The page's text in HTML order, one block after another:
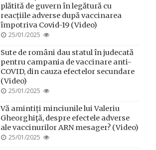
plătită de guvern în legătură cu
reacțiile adverse după vaccinarea
împotriva Covid-19 (Video)
POSTED
25/01/2025
Sute de români dau statul în judecată
pentru campania de vaccinare anti-
COVID, din cauza efectelor secundare
(Video)
POSTED
25/01/2025
Vă amintiți minciunile lui Valeriu
Gheorghiţă, despre efectele adverse
ale vaccinurilor ARN mesager? (Video)
POSTED
25/01/2025